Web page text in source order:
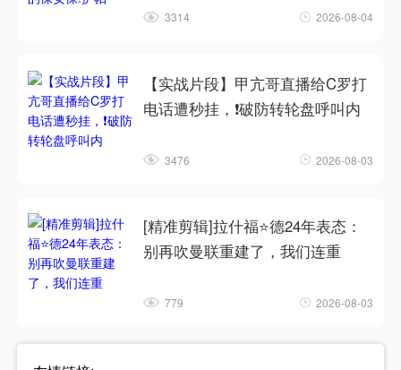
3314 2026-08-04
【实战片段】甲亢哥直播给C罗打
电话遭秒挂，❗破防转轮盘呼叫内
3476 2026-08-03
[精准剪辑]拉什福⭐德24年表态：
别再吹曼联重建了，我们连重
779 2026-08-03